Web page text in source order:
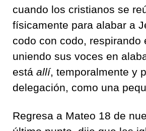
cuando los cristianos se
físicamente para alabar a
codo con codo, respirando
uniendo sus voces en
está allí, temporalmente y
delegación, como una
Regresa a Mateo 18 de